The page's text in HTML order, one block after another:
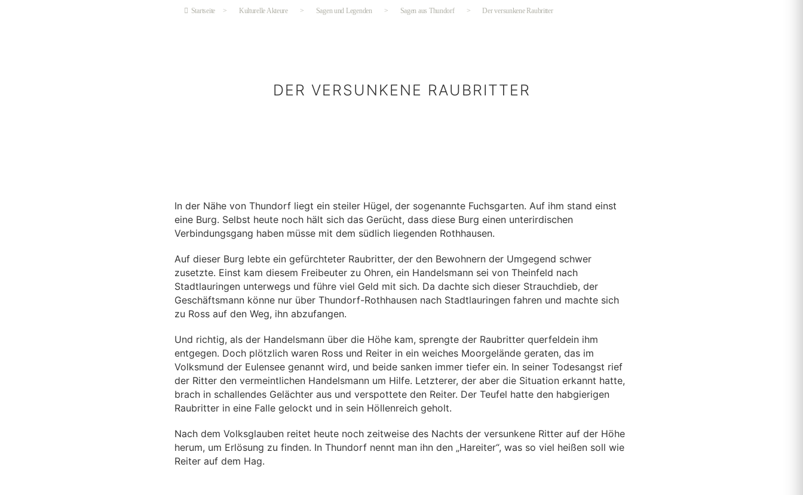
Startseite > Kulturelle Akteure > Sagen und Legenden > Sagen aus Thundorf > Der versunkene Raubritter
DER VERSUNKENE RAUBRITTER
In der Nähe von Thundorf liegt ein steiler Hügel, der sogenannte Fuchsgarten. Auf ihm stand einst
eine Burg. Selbst heute noch hält sich das Gerücht, dass diese Burg einen unterirdischen
Verbindungsgang haben müsse mit dem südlich liegenden Rothhausen.
Auf dieser Burg lebte ein gefürchteter Raubritter, der den Bewohnern der Umgegend schwer
zusetzte. Einst kam diesem Freibeuter zu Ohren, ein Handelsmann sei von Theinfeld nach
Stadtlauringen unterwegs und führe viel Geld mit sich. Da dachte sich dieser Strauchdieb, der
Geschäftsmann könne nur über Thundorf-Rothhausen nach Stadtlauringen fahren und machte sich
zu Ross auf den Weg, ihn abzufangen.
Und richtig, als der Handelsmann über die Höhe kam, sprengte der Raubritter querfeldein ihm
entgegen. Doch plötzlich waren Ross und Reiter in ein weiches Moorgelände geraten, das im
Volksmund der Eulensee genannt wird, und beide sanken immer tiefer ein. In seiner Todesangst rief
der Ritter den vermeintlichen Handelsmann um Hilfe. Letzterer, der aber die Situation erkannt hatte,
brach in schallendes Gelächter aus und verspottete den Reiter. Der Teufel hatte den habgierigen
Raubritter in eine Falle gelockt und in sein Höllenreich geholt.
Nach dem Volksglauben reitet heute noch zeitweise des Nachts der versunkene Ritter auf der Höhe
herum, um Erlösung zu finden. In Thundorf nennt man ihn den „Hareiter“, was so viel heißen soll wie
Reiter auf dem Hag.